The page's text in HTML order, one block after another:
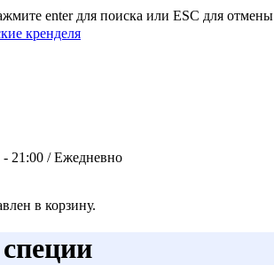
enter для поиска или ESC для отмены
- 21:00 / Eжедневно
в корзину.